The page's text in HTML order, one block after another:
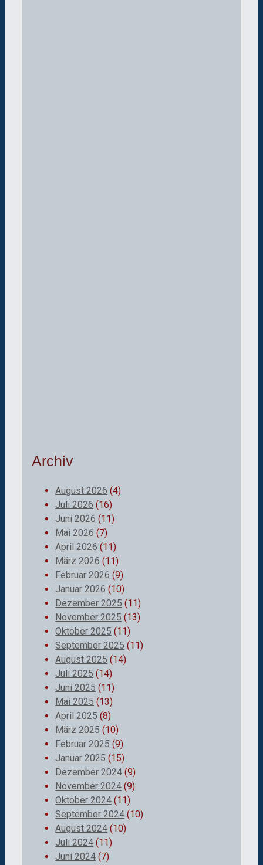
Archiv
August 2026 (4)
Juli 2026 (16)
Juni 2026 (11)
Mai 2026 (7)
April 2026 (11)
März 2026 (11)
Februar 2026 (9)
Januar 2026 (10)
Dezember 2025 (11)
November 2025 (13)
Oktober 2025 (11)
September 2025 (11)
August 2025 (14)
Juli 2025 (14)
Juni 2025 (11)
Mai 2025 (13)
April 2025 (8)
März 2025 (10)
Februar 2025 (9)
Januar 2025 (15)
Dezember 2024 (9)
November 2024 (9)
Oktober 2024 (11)
September 2024 (10)
August 2024 (10)
Juli 2024 (11)
Juni 2024 (7)